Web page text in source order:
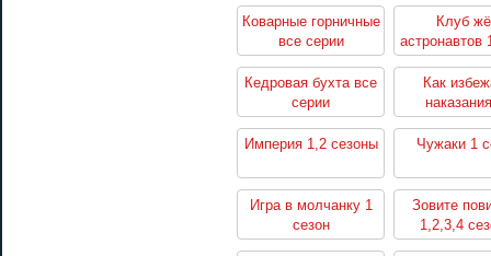
Коварные горничные
все серии
Клуб
астронавтов
Кедровая бухта все
серии
Как
убийство 1,2
Империя 1,2 сезоны
Чужаки 1
Игра в молчанку 1
сезон
Зовите
1,2,3,4